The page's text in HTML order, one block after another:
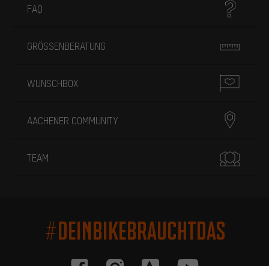
FAQ
GRÖSSENBERATUNG
WUNSCHBOX
AACHENER COMMUNITY
TEAM
#DEINBIKEBRAUCHTDAS